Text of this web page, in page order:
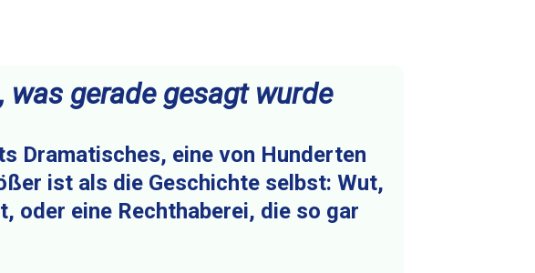
gerade gesagt wurde
Dramatisches, eine von Hunderten
ist als die Geschichte selbst: Wut,
oder eine Rechthaberei, die so gar